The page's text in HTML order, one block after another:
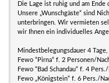
Die Lage ist ruhig und am Ende
Unsere „Wunschgäste“ sind
unterbringen. Wir vermieten
wir Ihnen ein individuelles
Mindestbelegungsdauer 4
Fewo “Pirna“ f. 2 Personen/
Fewo “Bad Schandau“ f. 4
Fewo „Königstein“ f. 6 Pers./